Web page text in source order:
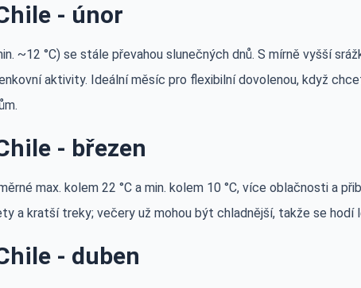
- únor
~12 °C) se stále převahou slunečných dnů. S mírně vyšší
aktivity. Ideální měsíc pro flexibilní dovolenou, když
- březen
max. kolem 22 °C a min. kolem 10 °C, více oblačnosti a
a kratší treky; večery už mohou být chladnější, takže se hodí
- duben